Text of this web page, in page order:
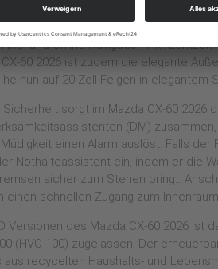
Zum weiter verbesserten
bei. Außerdem kommt der Mazda CX-
und Online-Navigation inkl.
60 2026 ist zudem die elegante
nun auf 20-Zoll-Felgen in elegantem
sorgt im Mazda CX-60 2026
(DM)
einen Alarm auslöst. Falls
Nothalteassistent ein, indem er die
sicher zum Stehen bringt.
einen schnellen Zugang zum
Versionen des Mazda CX-60 2026 ist
(HVO 100) zugelassen. Der
aus recycelten Haushalts- und